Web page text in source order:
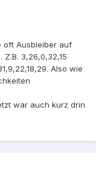
oft Ausbleiber auf
3,26,0,32,15
Also wie
war auch kurz drin